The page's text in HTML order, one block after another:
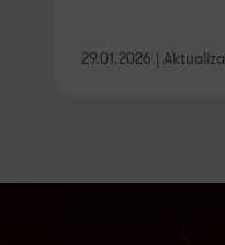
29.01.2026 |